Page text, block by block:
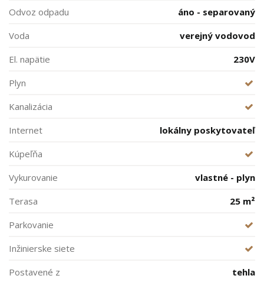
Odvoz odpadu
áno - separovaný
Voda
verejný vodovod
El. napätie
230V
Plyn
Kanalizácia
Internet
lokálny poskytovateľ
Kúpeľňa
Vykurovanie
vlastné - plyn
Terasa
25 m²
Parkovanie
Inžinierske siete
Postavené z
tehla